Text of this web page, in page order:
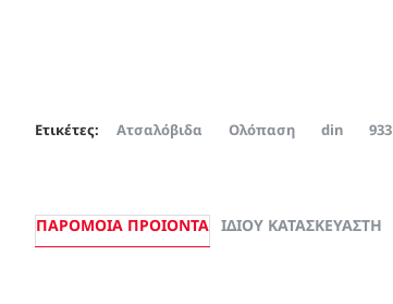
Ετικέτες: Ατσαλόβιδα Ολόπαση din 933
ΠΑΡΌΜΟΙΑ ΠΡΟΙΌΝΤΑ ΊΔΙΟΥ ΚΑΤΑΣΚΕΥΑΣΤΉ